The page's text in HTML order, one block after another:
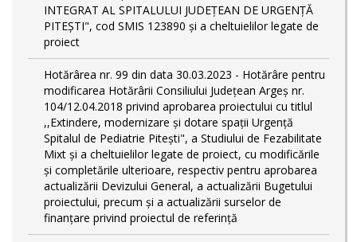
INTEGRAT AL SPITALULUI JUDEȚEAN DE URGENȚĂ
PITEȘTI", cod SMIS 123890 și a cheltuielilor legate de
proiect
Hotărârea nr. 99 din data 30.03.2023 - Hotărâre pentru
modificarea Hotărârii Consiliului Județean Argeș nr.
104/12.04.2018 privind aprobarea proiectului cu titlul
,,Extindere, modernizare și dotare spații Urgență
Spitalul de Pediatrie Pitești", a Studiului de Fezabilitate
Mixt și a cheltuielilor legate de proiect, cu modificările
și completările ulterioare, respectiv pentru aprobarea
actualizării Devizului General, a actualizării Bugetului
proiectului, precum și a actualizării surselor de
finanțare privind proiectul de referință